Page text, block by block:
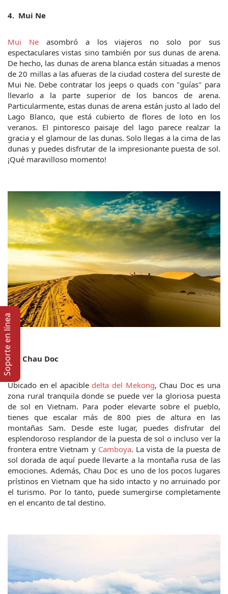
4.  Mui Ne
Mui Ne asombró a los viajeros no solo por sus
espectaculares vistas sino también por sus dunas de arena.
De hecho, las dunas de arena blanca están situadas a menos
de 20 millas a las afueras de la ciudad costera del sureste de
Mui Ne. Debe contratar los jeeps o quads con "guías" para
llevarlo a la parte superior de los bancos de arena.
Particularmente, estas dunas de arena están justo al lado del
Lago Blanco, que está cubierto de flores de loto en los
veranos. El pintoresco paisaje del lago parece realzar la
gracia y el glamour de las dunas. Solo llegas a la cima de las
dunas y puedes disfrutar de la impresionante puesta de sol.
¡Qué maravilloso momento!
5.    Chau Doc
Ubicado en el apacible delta del Mekong, Chau Doc es una
zona rural tranquila donde se puede ver la gloriosa puesta
de sol en Vietnam. Para poder elevarte sobre el pueblo,
tienes que escalar más de 800 pies de altura en las
montañas Sam. Desde este lugar, puedes disfrutar del
esplendoroso resplandor de la puesta de sol o incluso ver la
frontera entre Vietnam y Camboya. La vista de la puesta de
sol dorada de aquí puede llevarte a la montaña rusa de las
emociones. Además, Chau Doc es uno de los pocos lugares
prístinos en Vietnam que ha sido intacto y no arruinado por
el turismo. Por lo tanto, puede sumergirse completamente
en el encanto de tal destino.
Soporte en lí­nea